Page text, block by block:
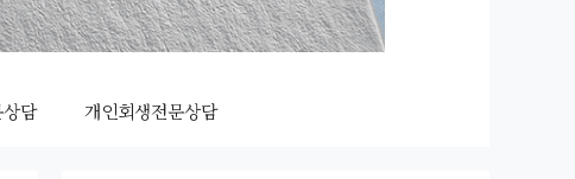
담 개인회생전문상담